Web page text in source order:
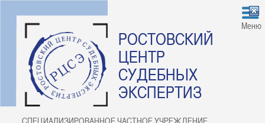
РОСТОВСКИЙ
ЦЕНТР
СУДЕБНЫХ
ЭКСПЕРТИЗ
СПЕЦИАЛИЗИРОВАННОЕ ЧАСТНОЕ УЧРЕЖДЕНИЕ
Меню